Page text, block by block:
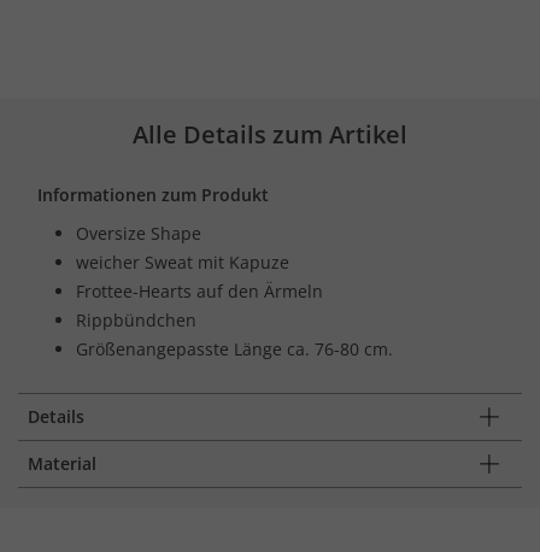
Alle Details zum Artikel
Informationen zum Produkt
Oversize Shape
weicher Sweat mit Kapuze
Frottee-Hearts auf den Ärmeln
Rippbündchen
Größenangepasste Länge ca. 76-80 cm.
Details
Material